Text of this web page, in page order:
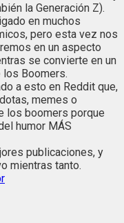
la Generación Z).
en muchos
pero esta vez nos
en un aspecto
se convierte en un
Boomers.
a esto en Reddit que,
memes o
los boomers porque
humor MÁS
publicaciones, y
mientras tanto.